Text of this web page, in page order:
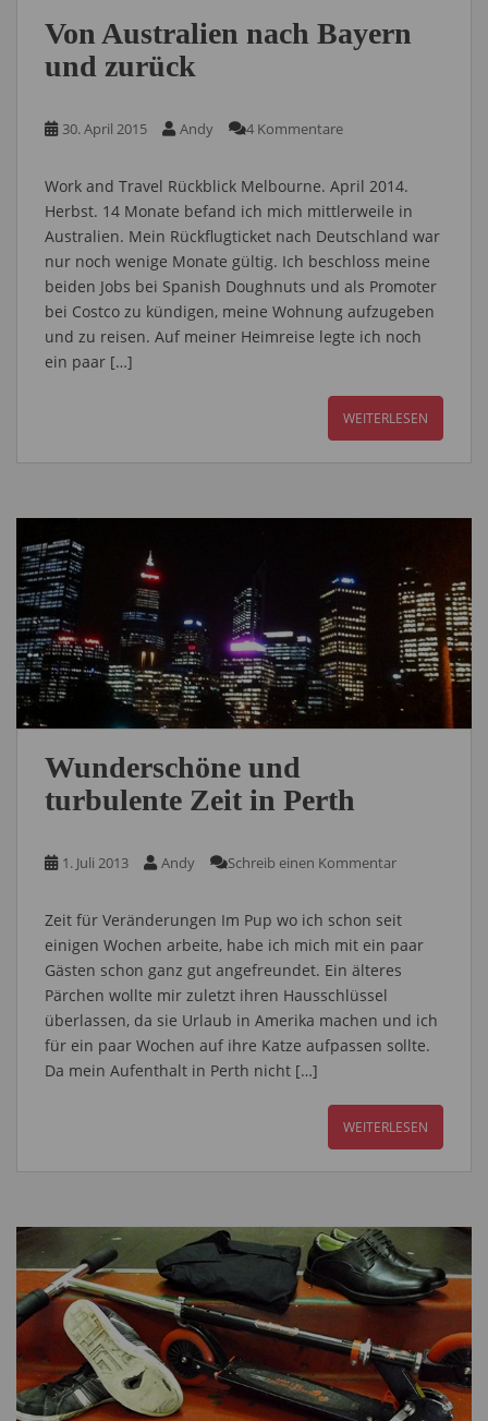
Von Australien nach Bayern
und zurück
30. April 2015 Andy 4 Kommentare
Work and Travel Rückblick Melbourne. April 2014.
Herbst. 14 Monate befand ich mich mittlerweile in
Australien. Mein Rückflugticket nach Deutschland war
nur noch wenige Monate gültig. Ich beschloss meine
beiden Jobs bei Spanish Doughnuts und als Promoter
bei Costco zu kündigen, meine Wohnung aufzugeben
und zu reisen. Auf meiner Heimreise legte ich noch
ein paar […]
WEITERLESEN
Wunderschöne und
turbulente Zeit in Perth
1. Juli 2013 Andy Schreib einen Kommentar
Zeit für Veränderungen Im Pup wo ich schon seit
einigen Wochen arbeite, habe ich mich mit ein paar
Gästen schon ganz gut angefreundet. Ein älteres
Pärchen wollte mir zuletzt ihren Hausschlüssel
überlassen, da sie Urlaub in Amerika machen und ich
für ein paar Wochen auf ihre Katze aufpassen sollte.
Da mein Aufenthalt in Perth nicht […]
WEITERLESEN